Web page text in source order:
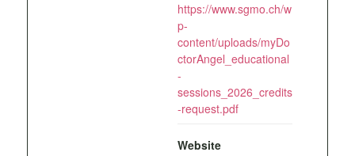
https://www.sgmo.ch/w
p-
content/uploads/myDo
ctorAngel_educational
-
sessions_2026_credits
-request.pdf
Website